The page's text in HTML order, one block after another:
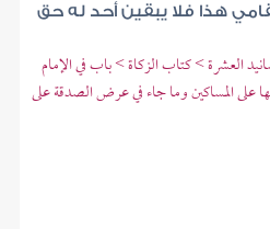
هذا فلا يبقين أحد له حق
العشرة > كتاب الزكاة > باب في الإمام
على المساكين وما جاء في عرض الصدقة على